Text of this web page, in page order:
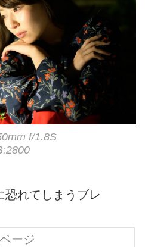
f/1.8S
恐れてしまうブレ
ージ